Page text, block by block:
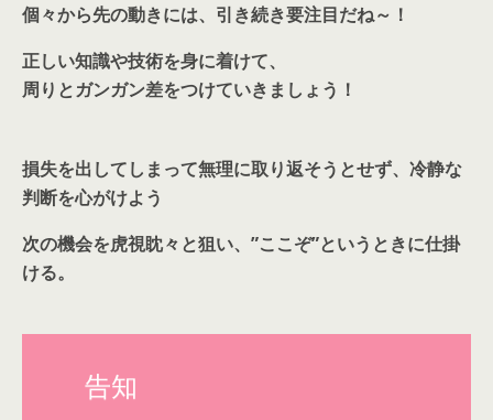
個々から先の動きには、引き続き要注目だね～！
正しい知識や技術を身に着けて、
周りとガンガン差をつけていきましょう！
損失を出してしまって無理に取り返そうとせず、冷静な
判断を心がけよう
次の機会を虎視眈々と狙い、”ここぞ”というときに仕掛
ける。
告知